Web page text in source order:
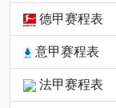
德甲赛程表
意甲赛程表
法甲赛程表